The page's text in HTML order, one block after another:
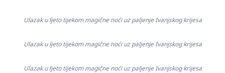
Ulazak u ljeto tijekom magične noći uz paljenje Ivanjskog krijesa
Ulazak u ljeto tijekom magične noći uz paljenje Ivanjskog krijesa
Ulazak u ljeto tijekom magične noći uz paljenje Ivanjskog krijesa